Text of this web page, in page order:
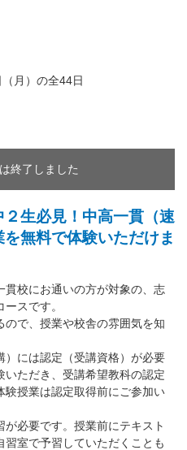
月）の全44日
終了しました
生必見！中高一貫（速
無料で体験いただけま
校にお通いの方が対象の、志
スです。
で、授業や校舎の雰囲気を知
には認定（受講資格）が必要
ただき、受講希望教科の認定
験授業は認定取得前にご参加い
必要です。授業前にテキスト
室で予習していただくことも